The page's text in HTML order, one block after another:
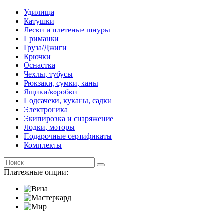
Удилища
Катушки
Лески и плетеные шнуры
Приманки
Груза/Джиги
Крючки
Оснастка
Чехлы, тубусы
Рюкзаки, сумки, каны
Ящики/коробки
Подсачеки, куканы, садки
Электроника
Экипировка и снаряжение
Лодки, моторы
Подарочные сертификаты
Комплекты
Платежные опции: